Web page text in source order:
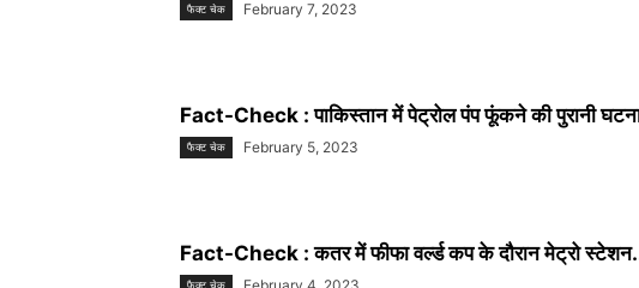
फैक्ट चेक February 7, 2023
Fact-Check : पाकिस्तान में पेट्रोल पंप फूंकने की पुरानी
फैक्ट चेक February 5, 2023
Fact-Check : कतर में फीफा वर्ल्ड कप के दौरान मेट्रो
फैक्ट चेक